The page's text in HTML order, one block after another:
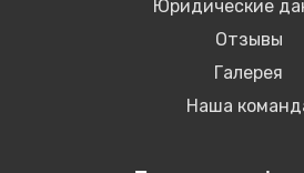
Юридические
Отзывы
Галерея
Наша